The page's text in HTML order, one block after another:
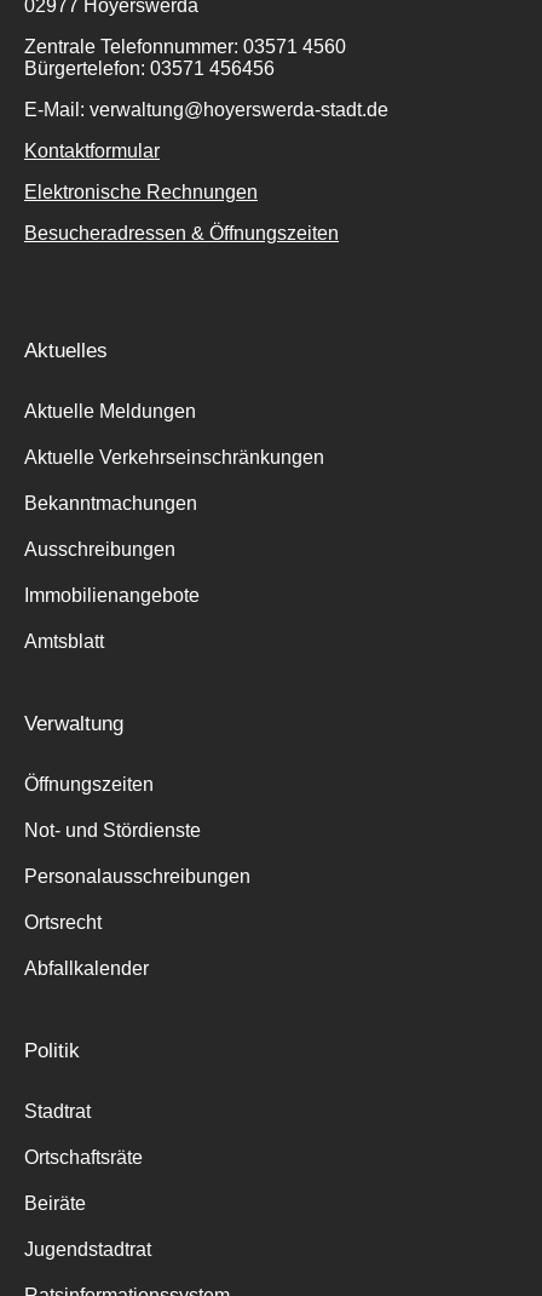
Suche
02977 Hoyerswerda
Zentrale Telefonnummer: 03571 4560
Bürgertelefon: 03571 456456
E-Mail: verwaltung@hoyerswerda-stadt.de
Kontaktformular
Elektronische Rechnungen
Besucheradressen & Öffnungszeiten
Aktuelles
Aktuelle Meldungen
Aktuelle Verkehrseinschränkungen
Bekanntmachungen
Ausschreibungen
Immobilienangebote
Amtsblatt
Verwaltung
Öffnungszeiten
Not- und Stördienste
Personalausschreibungen
Ortsrecht
Abfallkalender
Politik
Stadtrat
Ortschaftsräte
Beiräte
Jugendstadtrat